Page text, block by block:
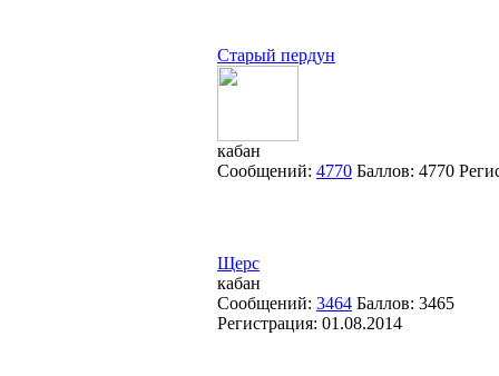
Старый пердун
кабан
Сообщений: 4770 Баллов: 4770
Щерс
кабан
Сообщений: 3464 Баллов: 3465
Регистрация: 01.08.2014